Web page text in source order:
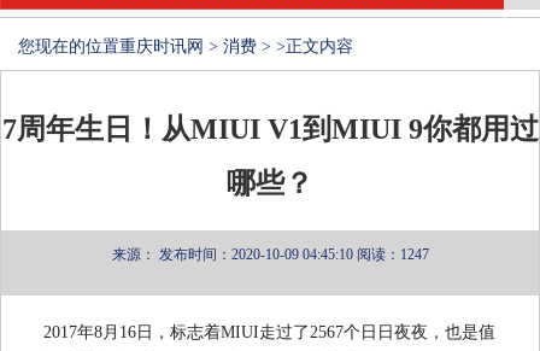
您现在的位置重庆时讯网 > 消费 > >正文内容
7周年生日！从MIUI V1到MIUI 9你都用过
哪些？
来源： 发布时间：2020-10-09 04:45:10 阅读：1247
2017年8月 16 日，标志着MIUI走过了2567个日日夜夜，也是值